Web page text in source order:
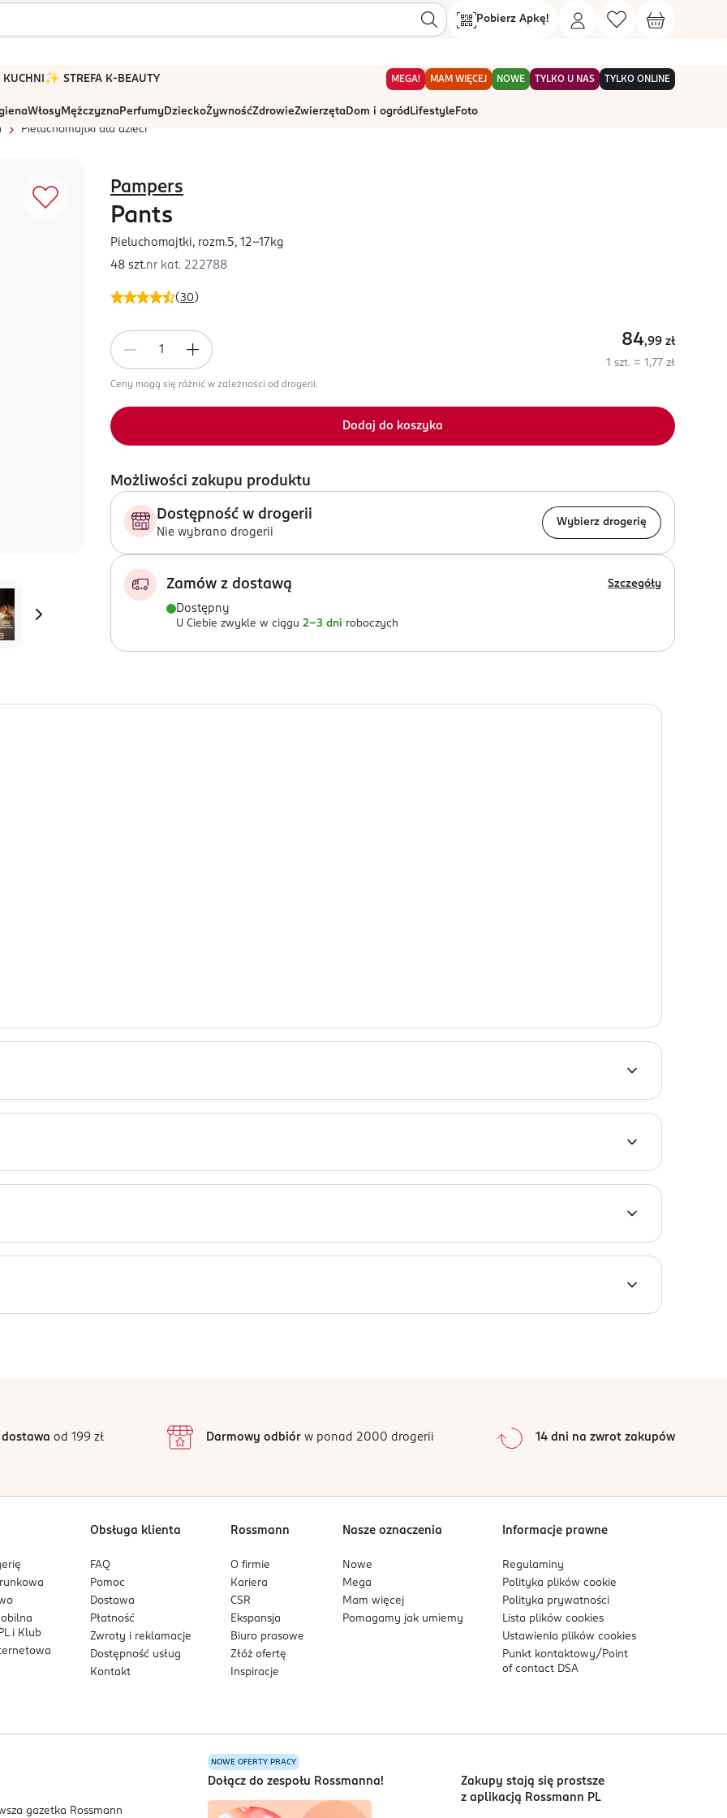
Pobierz Apkę!
KUCHNI ✨ STREFA K-BEAUTY MEGA! MAM WIĘCEJ NOWE TYLKO U NAS TYLKO ONLINE
WłosyMężczyznaPerfumyDzieckoŻywnośćZdrowieZwierzętaDom i ogród Lifestyle Foto
Pieluchomajtki dla dzieci
(30 )
Pampers
Pants
Pieluchomajtki, rozm.5, 12-17kg
48 szt.nr kat. 222788
84,99 zł
1 szt. = 1,77 zł
Ceny mogą się różnić w zależności od drogerii.
Dodaj do koszyka
Możliwości zakupu produktu
Dostępność w drogerii
Nie wybrano drogerii
Wybierz drogerię
Zamów z dostawą Szczegóły
Dostępny
U Ciebie zwykle w ciągu 2-3 dni roboczych
ją z dala od skóry dziecka.
są radosne. Dzięki mikroperełkom, które zamykają wilgoć w środku, skóra Twojego dziecka jest sucha aż do 12
Aloe Barbadensis Leaf Extract.
2
1
0%
Sortowanie wgdata: od najnowszej
dostawa od 199 zł Darmowy odbiórw ponad 2000 drogerii 14 dni na zwrot zakupów
i Klub
Obsługa klienta
FAQ
Pomoc
Dostawa
Płatność
Zwroty i reklamacje
Dostępność usług
Kontakt
Rossmann
O firmie
Kariera
CSR
Ekspansja
Biuro prasowe
Złóż ofertę
Inspiracje
Nasze oznaczenia
Nowe
Mega
Mam więcej
Pomagamy jak umiemy
Informacje prawne
Regulaminy
Polityka plikówcookie
Polityka prywatności
Lista plikówcookies
Ustawienia plikówcookies
Punkt kontaktowy/ Point
of contact DSA
NOWE OFERTY PRACY
Dołącz do zespołu Rossmanna!
Zakupy stają się prostsze
z aplikacją Rossmann PL